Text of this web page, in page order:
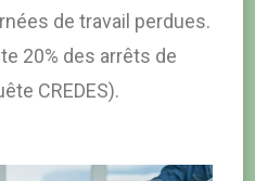
de travail perdues.
20% des arrêts de
CREDES).